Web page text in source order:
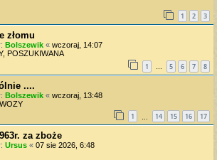
1 2 3
złomu
Bolszewik « wczoraj, 14:07
POSZUKIWANA
1 … 5 6 7 8
....
Bolszewik « wczoraj, 13:48
1 14 15 16 17
za zboże
Ursus « 07 sie 2026, 6:48